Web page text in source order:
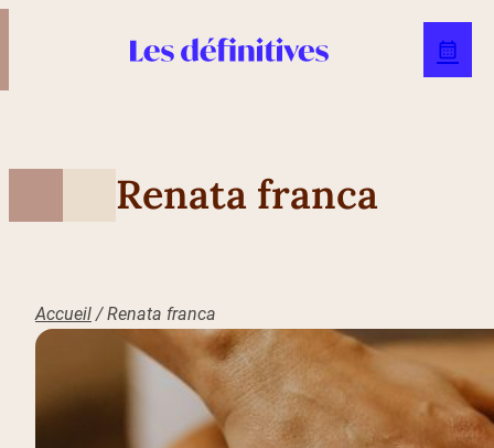
Renata franca
Accueil /Renata franca